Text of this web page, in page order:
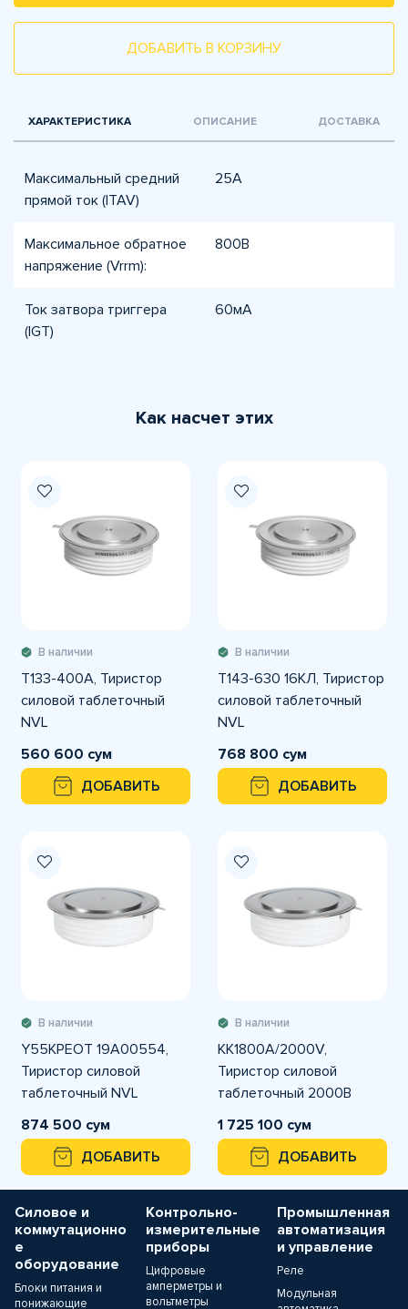
ДОБАВИТЬ В КОРЗИНУ
ХАРАКТЕРИСТИКА ОПИСАНИЕ ДОСТАВКА
Максимальный средний
прямой ток (ITAV)
25А
Максимальное обратное
напряжение (Vrrm):
800В
Ток затвора триггера
(IGT)
60мА
Как насчет этих
В наличии
Т133-400А, Тиристор
силовой таблеточный
NVL
560 600 сум
ДОБАВИТЬ
В наличии
Т143-630 16КЛ, Тиристор
силовой таблеточный
NVL
768 800 сум
ДОБАВИТЬ
В наличии
Y55KPEOT 19A00554,
Тиристор силовой
таблеточный NVL
874 500 сум
ДОБАВИТЬ
В наличии
KK1800A/2000V,
Тиристор силовой
таблеточный 2000В
1800А
1 725 100 сум
ДОБАВИТЬ
Силовое и
коммутационно
е
оборудование
Блоки питания и
понижающие
Контрольно-
измерительные
приборы
Цифровые
амперметры и
вольтметры
Промышленная
автоматизация
и управление
Реле
Модульная